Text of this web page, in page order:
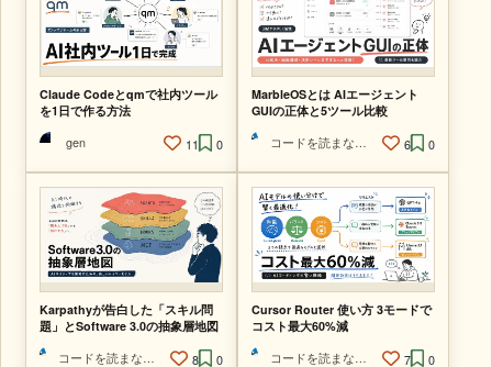
Claude Codeとqmで社内ツール
を1日で作る方法
gen
11 0
MarbleOSとは AIエージェント
GUIの正体と5ツール比較
6 0
Karpathyが告白した「スキル問
題」とSoftware 3.0の抽象層地図
コードを読まないAIエンジニア
8 0
Cursor Router 使い方 3モードで
コスト最大60%減
コードを読まないAIエンジニア
7 0